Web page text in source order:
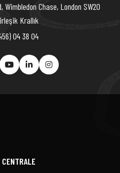
Chase, London SW20
Krallık
04 38 04
CENTRALE